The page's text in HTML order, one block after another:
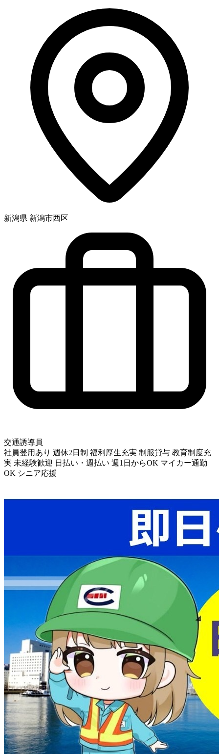
新潟県 新潟市西区
交通誘導員
社員登用あり 週休2日制 福利厚生充実 制服貸与 教育制度充
実 未経験歓迎 日払い・週払い 週1日からOK マイカー通勤
OK シニア応援